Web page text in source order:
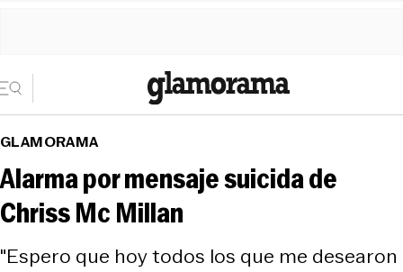
GLAMORAMA
Alarma por mensaje suicida de
Chriss Mc Millan
"Espero que hoy todos los que me desearon